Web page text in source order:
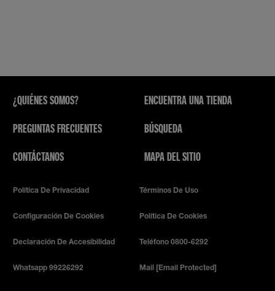
¿QUIÉNES SOMOS?
PREGUNTAS FRECUENTES
CONTÁCTANOS
ENCUENTRA UNA TIENDA
BÚSQUEDA
MAPA DEL SITIO
Política De Privacidad Términos De Uso
Configuración De Cookies Política De Cookies
Declaración De Accesibilidad Teléfono 0800-6292
Whatsapp 99226292 Mail [email Protected]